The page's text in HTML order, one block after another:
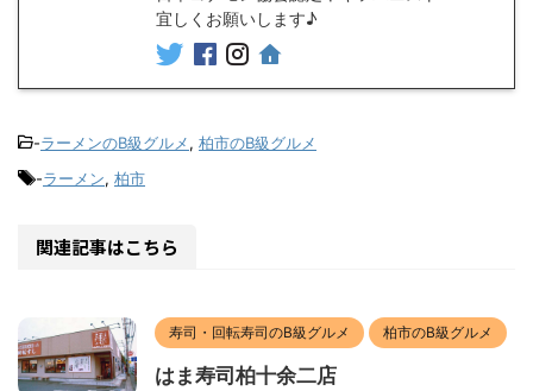
宜しくお願いします♪
-ラーメンのB級グルメ, 柏市のB級グルメ
-ラーメン, 柏市
関連記事はこちら
寿司・回転寿司のB級グルメ 柏市のB級グルメ
はま寿司柏十余二店